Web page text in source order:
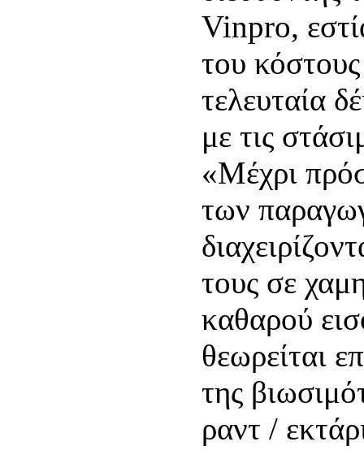
Vinpro,
του
τελευταία
με τις
«Μέχρι
των
τους σε
καθαρού
θεωρείται
της
ραντ /